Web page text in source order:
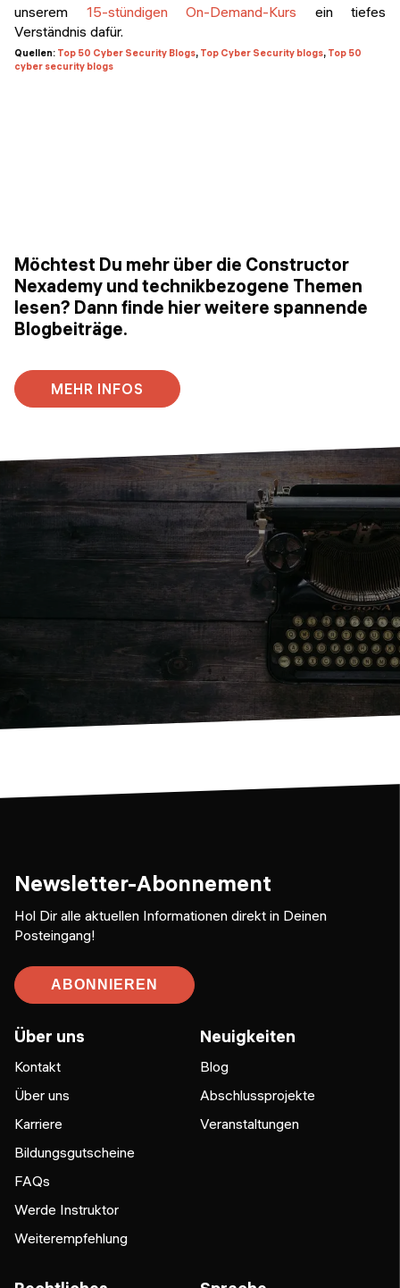
unserem 15-stündigen On-Demand-Kurs ein tiefes
Verständnis dafür.
Quellen: Top 50 Cyber Security Blogs, Top Cyber Security blogs, Top 50
cyber security blogs
Möchtest Du mehr über die Constructor
Nexademy und technikbezogene Themen
lesen? Dann finde hier weitere spannende
Blogbeiträge.
MEHR INFOS
Newsletter-Abonnement
Hol Dir alle aktuellen Informationen direkt in Deinen
Posteingang!
ABONNIEREN
Über uns
Kontakt
Über uns
Karriere
Bildungsgutscheine
FAQs
Werde Instruktor
Weiterempfehlung
Neuigkeiten
Blog
Abschlussprojekte
Veranstaltungen